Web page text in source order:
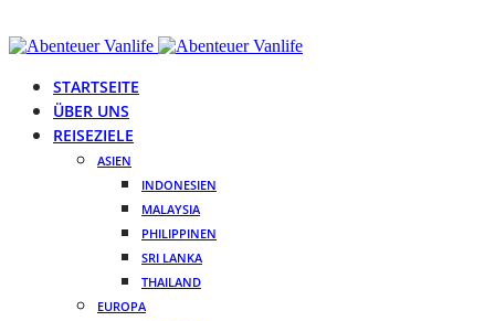
STARTSEITE
ÜBER UNS
REISEZIELE
ASIEN
INDONESIEN
MALAYSIA
PHILIPPINEN
SRI LANKA
THAILAND
EUROPA